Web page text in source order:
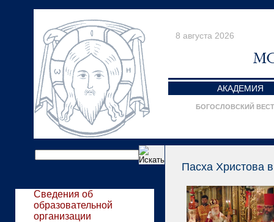
8 августа 2026
АКАДЕМИЯ
БОГОСЛОВСКИЙ
Сведения об
образовательной
организации
Пасха Христова